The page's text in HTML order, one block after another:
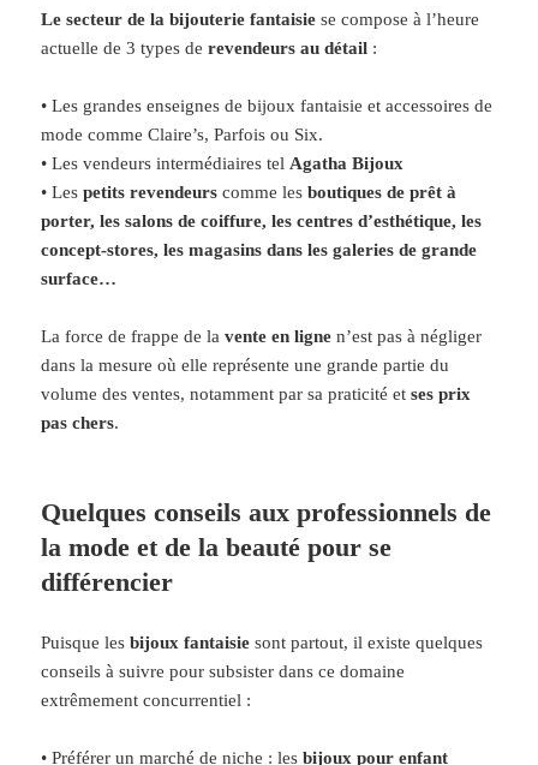
Le secteur de la bijouterie fantaisie se compose à l’heure
actuelle de 3 types derevendeurs au détail :
• Les grandes enseignes de bijoux fantaisie et accessoires de
mode comme Claire’s, Parfois ou Six.
• Les vendeurs intermédiaires tel Agatha Bijoux
• Lespetits revendeurscomme lesboutiques de prêt à
porter, les salons de coiffure, les centres d’esthétique, les
concept-stores, les magasins dans les galeries de grande
surface…
La force de frappe de lavente en ligne n’est pas à négliger
dans la mesure où elle représente une grande partie du
volume des ventes, notamment par sa praticité etses prix
pas chers.
Quelques conseils aux professionnels de
la mode et de la beauté pour se
différencier
Puisque lesbijoux fantaisiesont partout, il existe quelques
conseils à suivre pour subsister dans ce domaine
extrêmement concurrentiel :
• Préférer un marché de niche : les bijoux pour enfant